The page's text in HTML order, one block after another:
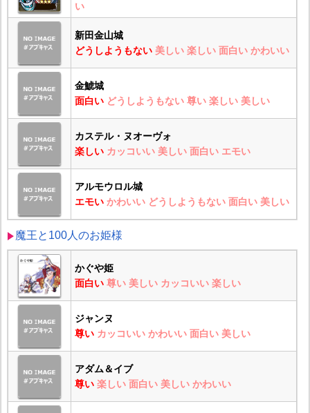
い
新田金山城
どうしようもない 美しい 楽しい 面白い かわいい
金鯱城
面白い どうしようもない 尊い 楽しい 美しい
カステル・ヌオーヴォ
楽しい カッコいい 美しい 面白い エモい
アルモウロル城
エモい かわいい どうしようもない 面白い 美しい
魔王と100人のお姫様
かぐや姫
面白い 尊い 美しい カッコいい 楽しい
ジャンヌ
尊い カッコいい かわいい 面白い 美しい
アダム＆イブ
尊い 楽しい 面白い 美しい かわいい